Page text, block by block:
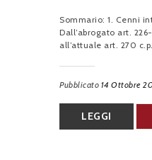
Sommario: 1. Cenni
Dall’abrogato art.
all’attuale art. 270
Pubblicato 14 Ottobre
LEGGI